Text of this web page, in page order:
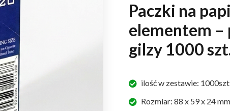
Paczki na
elementem –
gilzy 1000
ilość w zestawie: 1000szt
Rozmiar: 88 x 59 x 24 mm